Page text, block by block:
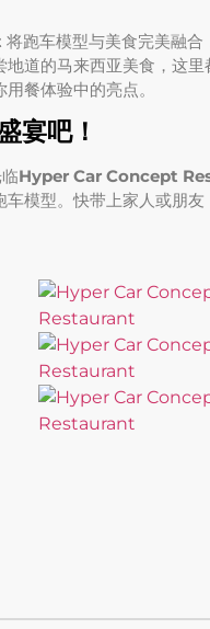
将跑车模型与美食完美融
道的马来西亚美食，这
餐体验中的亮点。
宴吧！
Hyper Car Concept
模型。快带上家人或朋